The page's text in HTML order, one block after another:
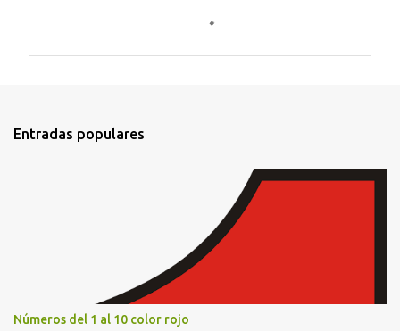
t
Entradas populares
Números del 1 al 10 color rojo